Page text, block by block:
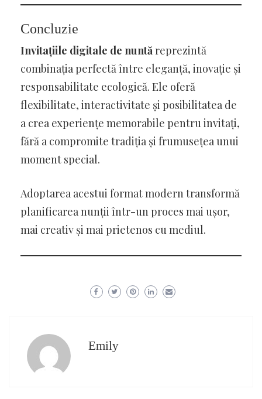
Concluzie
Invitațiile digitale de nuntăreprezintă
combinația perfectă între eleganță, inovație și
responsabilitate ecologică. Ele oferă
flexibilitate, interactivitate și posibilitatea de
a crea experiențe memorabile pentru invitați,
fără a compromite tradiția și frumusețea unui
moment special.
Adoptarea acestui format modern transformă
planificarea nunții într-un proces mai ușor,
mai creativ și mai prietenos cu mediul.
Emily